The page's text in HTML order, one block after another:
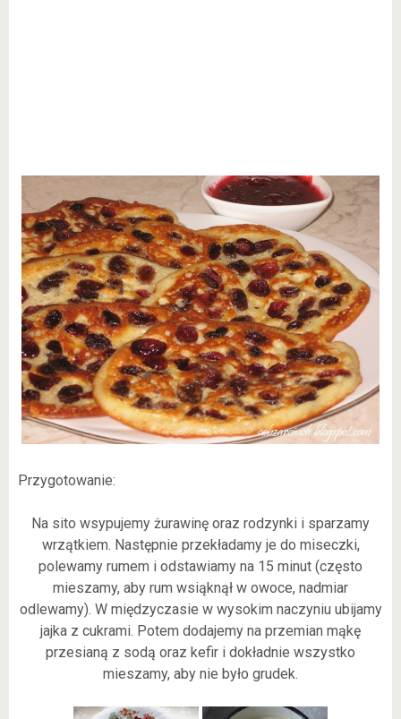
Przygotowanie:
Na sito wsypujemy żurawinę oraz rodzynki i sparzamy
wrzątkiem. Następnie przekładamy je do miseczki,
polewamy rumem i odstawiamy na 15 minut (często
mieszamy, aby rum wsiąknął w owoce, nadmiar
odlewamy). W międzyczasie w wysokim naczyniu ubijamy
jajka z cukrami. Potem dodajemy na przemian mąkę
przesianą z sodą oraz kefir i dokładnie wszystko
mieszamy, aby nie było grudek.